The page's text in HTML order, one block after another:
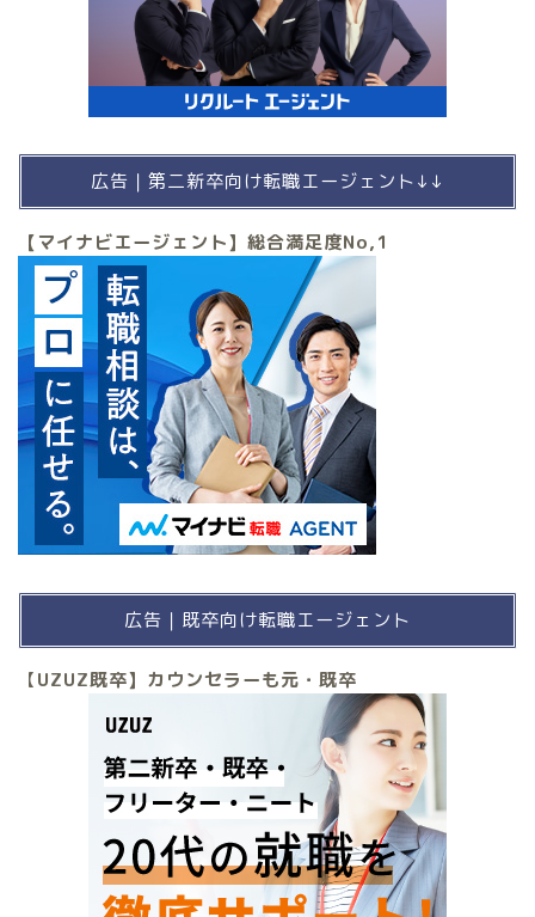
広告｜第二新卒向け転職エージェント↓↓
【マイナビエージェント】総合満足度No,1
広告｜既卒向け転職エージェント
【UZUZ既卒】カウンセラーも元・既卒